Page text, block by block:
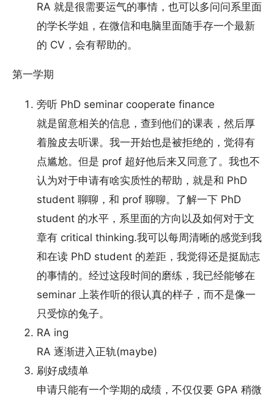
RA 就是很需要运气的事情，也可以多问问系里面
的学长学姐，在微信和电脑里面随手存一个最新
的 CV，会有帮助的。
第一学期
旁听 PhD seminar cooperate finance
就是留意相关的信息，查到他们的课表，然后厚
着脸皮去听课。我一开始也是被拒绝的，觉得有
点尴尬。但是 prof 超好他后来又同意了。我也不
认为对于申请有啥实质性的帮助，就是和 PhD
student 聊聊，和 prof 聊聊。了解一下 PhD
student 的水平，系里面的方向以及如何对于文
章有 critical thinking.我可以每周清晰的感觉到我
和在读 PhD student 的差距，我觉得还是挺励志
的事情的。经过这段时间的磨练，我已经能够在
seminar 上装作听的很认真的样子，而不是像一
只受惊的兔子。
RA ing
RA 逐渐进入正轨(maybe)
刷好成绩单
申请只能有一个学期的成绩，不仅仅要 GPA 稍微